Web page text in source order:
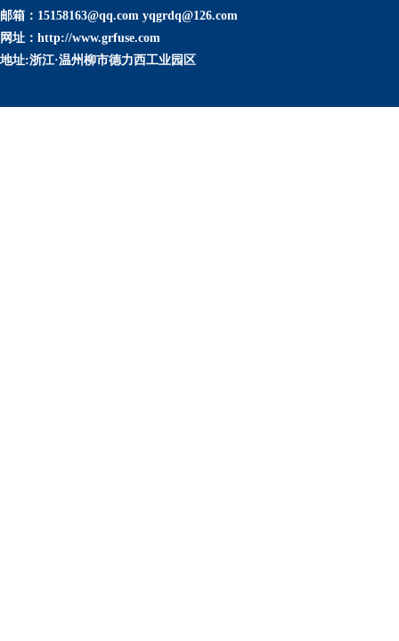
邮箱：15158163@qq.com yqgrdq@126.com
网址：http://www.grfuse.com
地址:浙江·温州柳市德力西工业园区